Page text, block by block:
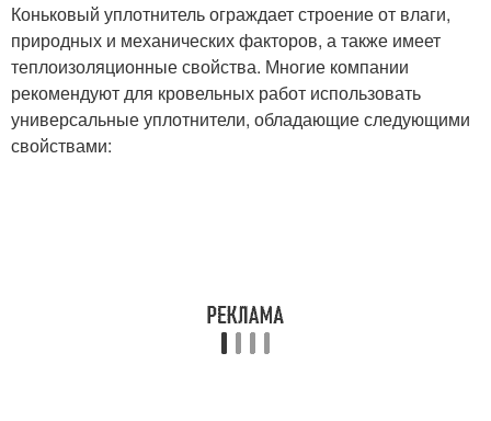
Коньковый уплотнитель ограждает строение от влаги,
природных и механических факторов, а также имеет
теплоизоляционные свойства. Многие компании
рекомендуют для кровельных работ использовать
универсальные уплотнители, обладающие следующими
свойствами: